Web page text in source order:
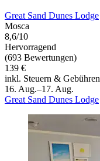
Great Sand Dunes Lodge
Mosca
8,6/10
Hervorragend
(693 Bewertungen)
139 €
inkl. Steuern & Gebühren
16. Aug.–17. Aug.
Great Sand Dunes Lodge